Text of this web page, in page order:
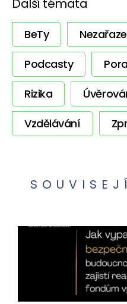
Další témata
BeTy
Podcasty
Rizika
Vzdělávání